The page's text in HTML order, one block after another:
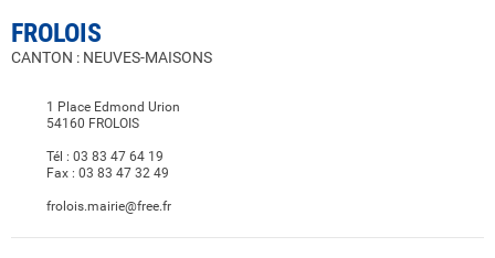
FROLOIS
CANTON : NEUVES-MAISONS
1 Place Edmond Urion
54160 FROLOIS
Tél : 03 83 47 64 19
Fax : 03 83 47 32 49
frolois.mairie@free.fr